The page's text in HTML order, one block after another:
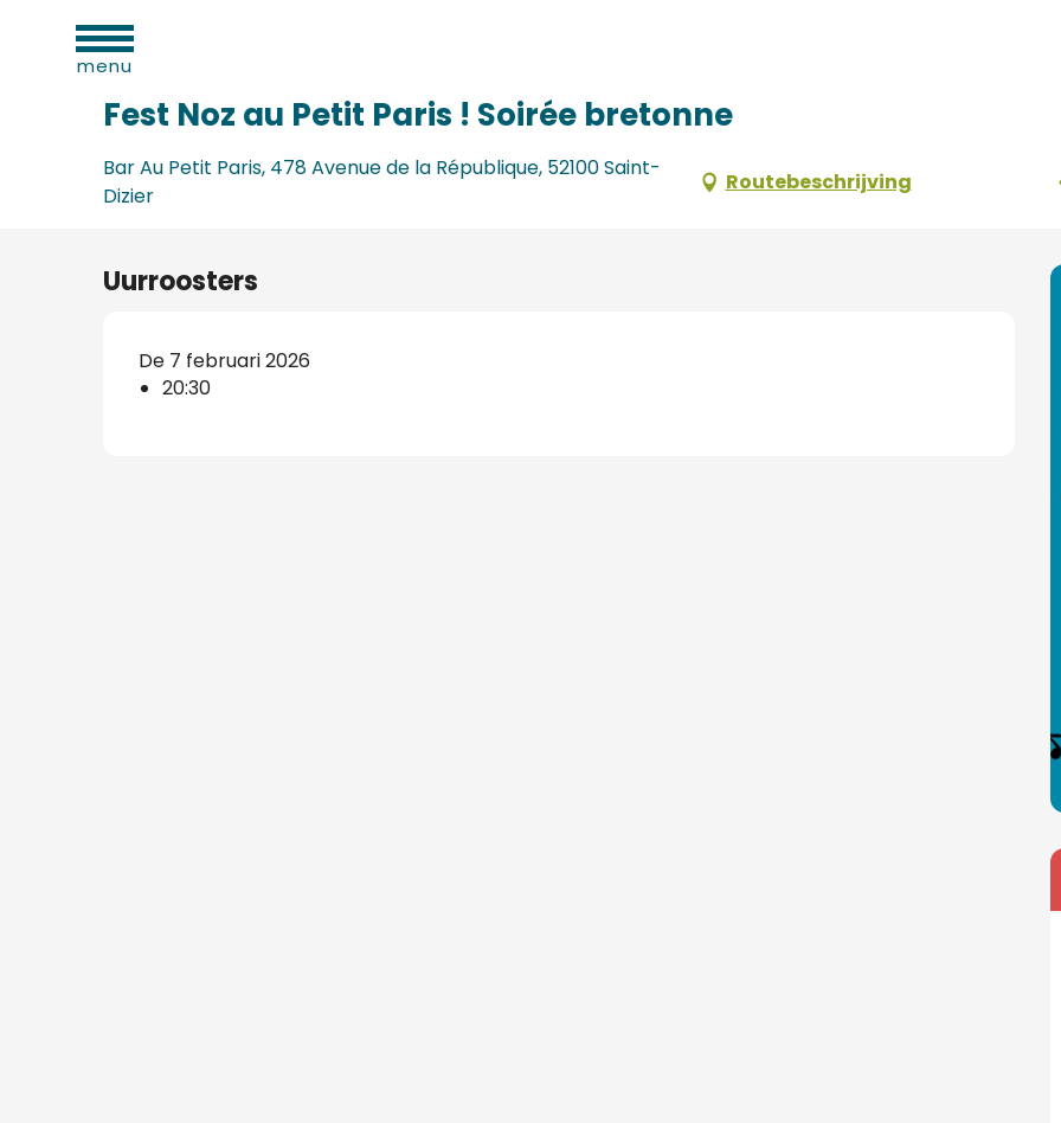
contenumenu
Home
Fest Noz au Petit Paris ! Soirée bretonne
Bar Au Petit Paris, 478 Avenue de la République, 52100 Saint-
Dizier
Routebeschrijving
Uurroosters
De 7 februari 2026
20:30